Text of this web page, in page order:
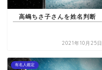
高嶋ちさ子さんを姓名判断
2021年10月25日
有名人鑑定